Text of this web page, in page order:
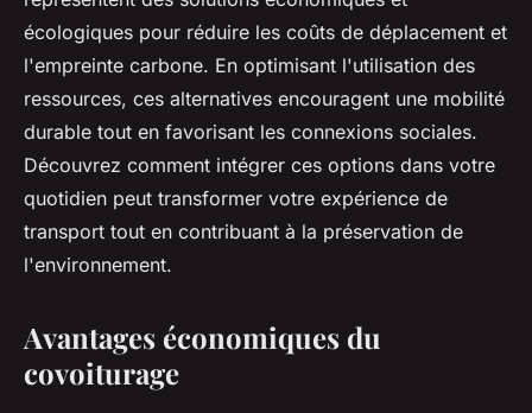
commun : un choix
économique et vert
Martin•6 novembre 2024•6 min de lecture
écologiques pour réduire les coûts de déplacement et
l'empreinte carbone. En optimisant l'utilisation des
ressources, ces alternatives encouragent une mobilité
durable tout en favorisant les connexions sociales.
Découvrez comment intégrer ces options dans votre
quotidien peut transformer votre expérience de
transport tout en contribuant à la préservation de
l'environnement.
Avantages économiques du
covoiturage